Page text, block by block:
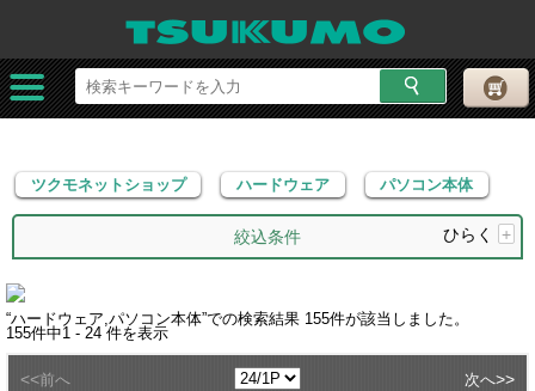
ツクモネットショップ ハードウェア パソコン本体
ツクモネットショップ ハードウェア パソコン本体
絞込条件 ひらく +
“ハードウェア,パソコン本体”での検索結果 155件が該当しました。
155件中1 - 24 件を表示
<<前へ 次へ>>